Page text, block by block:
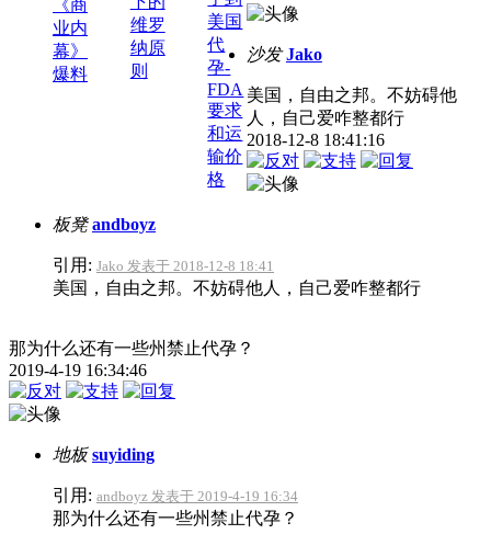
《商
业内
幕》
爆料
维罗
纳原
则
美国
代
孕-
FDA
要求
和运
输价
格
沙发 Jako
美国，自由之邦。不妨碍他
人，自己爱咋整都行
2018-12-8 18:41:16
板凳 andboyz
引用: Jako 发表于 2018-12-8 18:41
美国，自由之邦。不妨碍他人，自己爱咋整都行
那为什么还有一些州禁止代孕？
2019-4-19 16:34:46
地板 suyiding
引用: andboyz 发表于 2019-4-19 16:34
那为什么还有一些州禁止代孕？